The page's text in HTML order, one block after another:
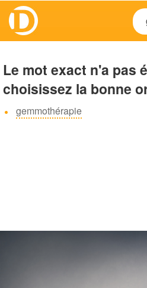
Le mot exact n'a pas
choisissez la bonne
gemmothérapie